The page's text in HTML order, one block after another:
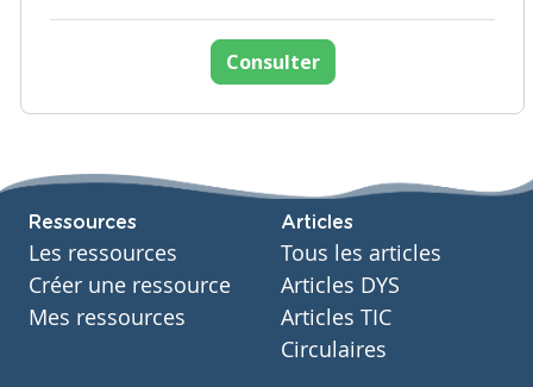
Consulter
Ressources
Les ressources
Créer une ressource
Mes ressources
Articles
Tous les articles
Articles DYS
Articles TIC
Circulaires